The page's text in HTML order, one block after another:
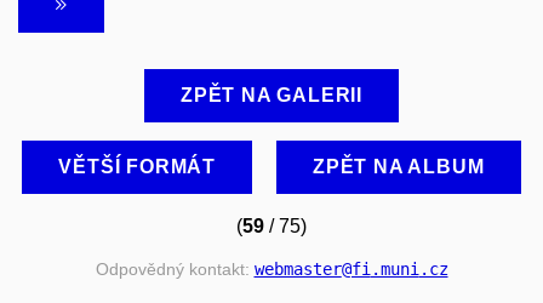
ZPĚT NA GALERII
VĚTŠÍ FORMÁT ZPĚT NA ALBUM
(59 / 75)
Odpovědný kontakt: webmaster@fi.muni.cz